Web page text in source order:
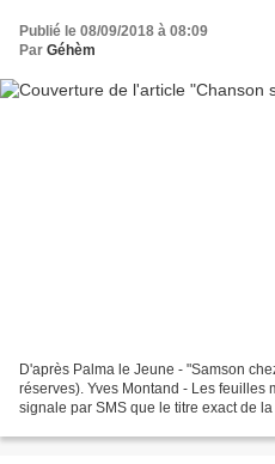
Publié le 08/09/2018 à 08:09
Par Géhèm
D'après Palma le Jeune - "Samson
réserves). Yves Montand - Les feuilles
signale par SMS que le titre exact de